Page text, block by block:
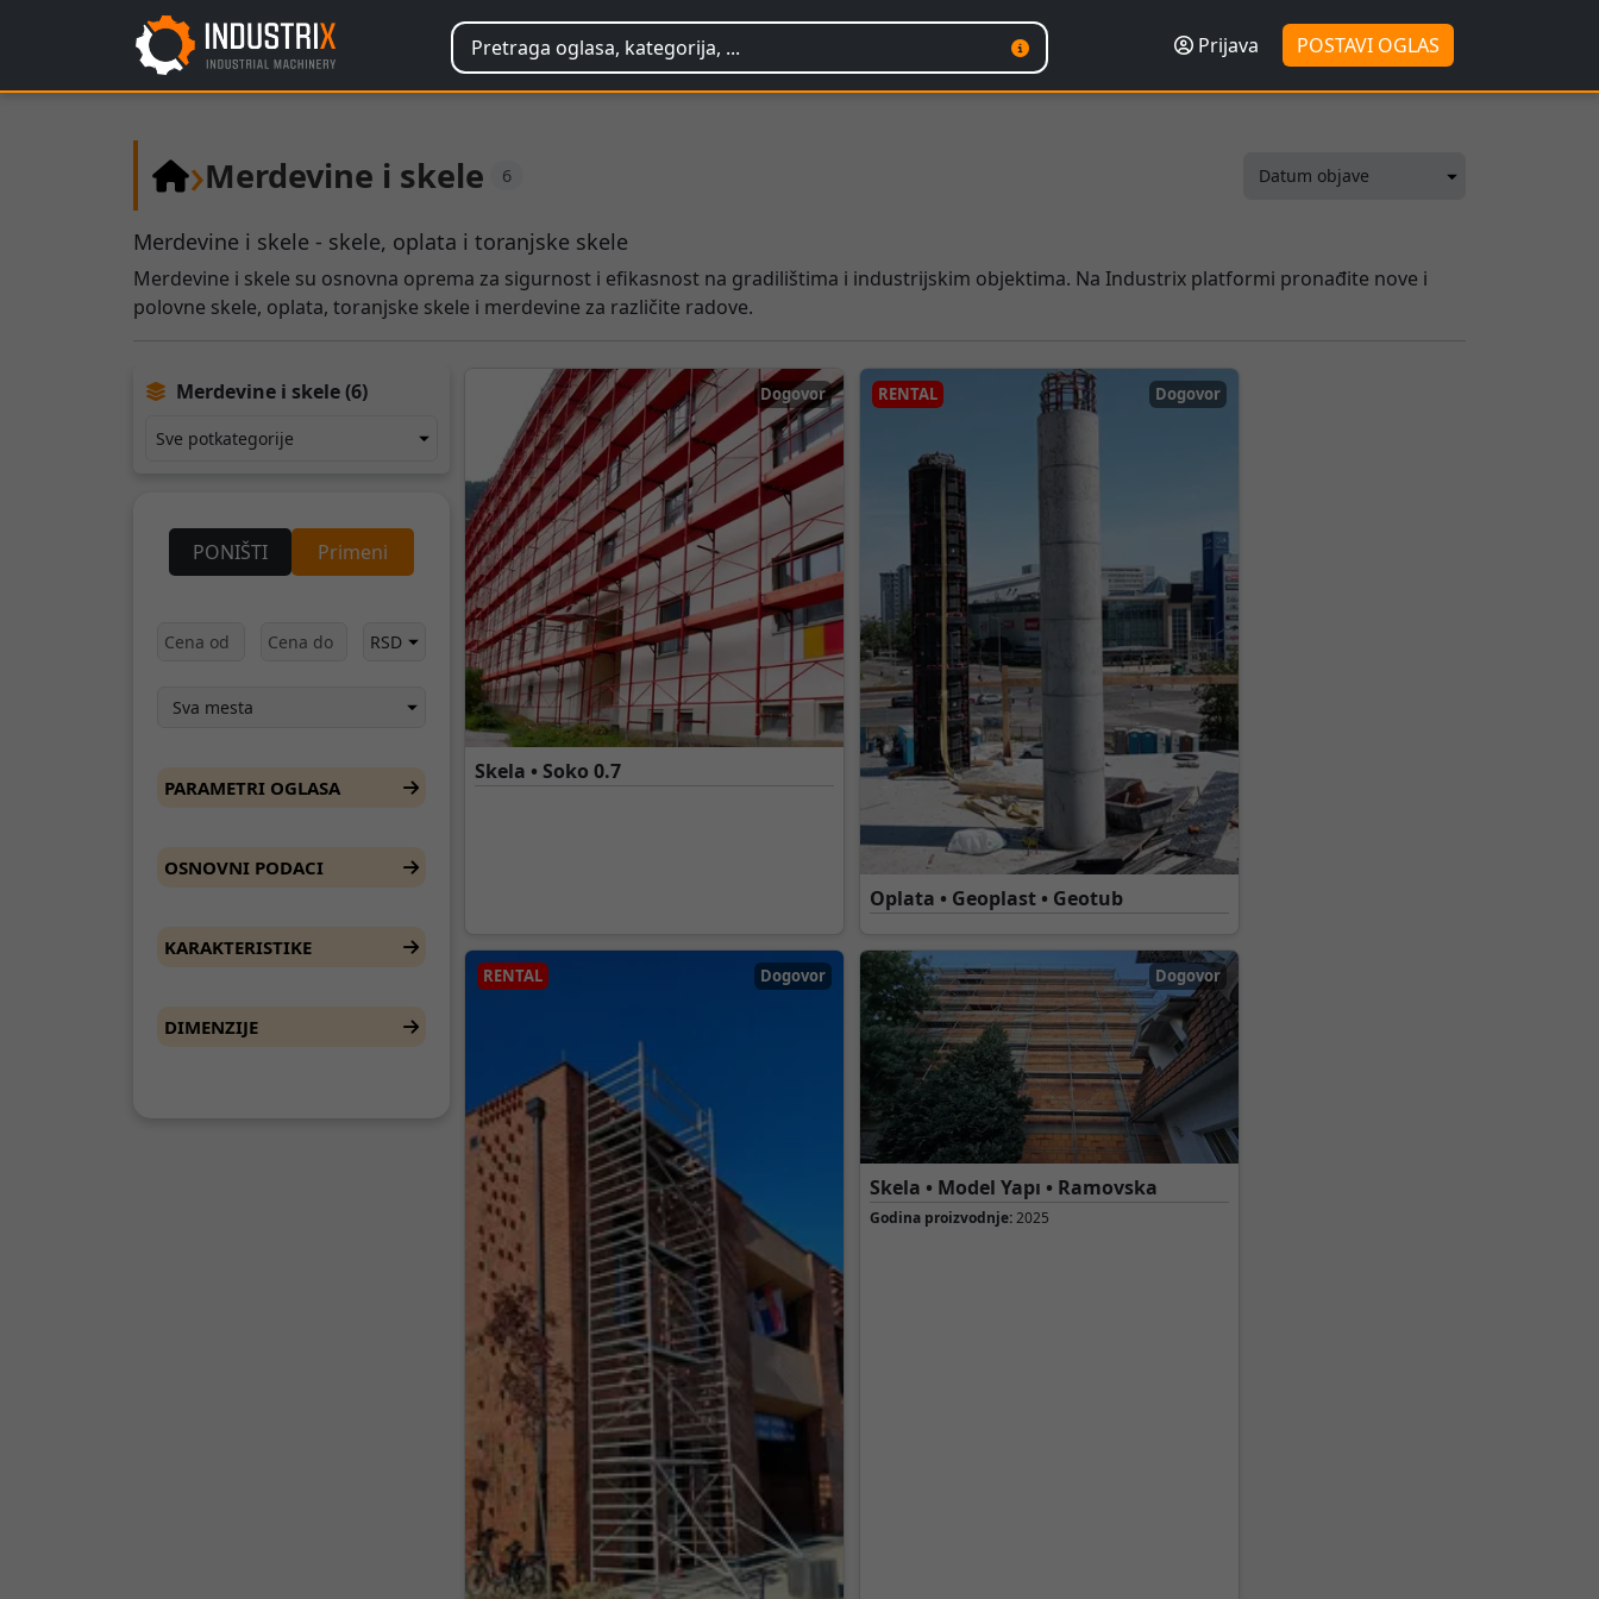
Prijava POSTAVI OGLAS
›Merdevine i skele 6
Merdevine i skele - skele, oplata i toranjske skele
Merdevine i skele su osnovna oprema za sigurnost i efikasnost na gradilištima i industrijskim objektima. Na Industrix platformi pronađite nove i
polovne skele, oplata, toranjske skele i merdevine za različite radove.
Merdevine i skele (6)
PONIŠTI Primeni
PARAMETRI OGLASA
OSNOVNI PODACI
KARAKTERISTIKE
DIMENZIJE
Dogovor
Skela • Soko 0.7
Dogovor
RENTAL
Oplata • Geoplast • Geotub
Dogovor
RENTAL Dogovor
Skela • Model Yapı • Ramovska
Godina proizvodnje:2025